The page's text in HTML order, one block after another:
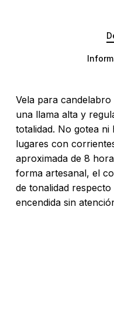
No hay
Vela para
una llama alta y
totalidad. No gotea
lugares con
aproximada de 8
forma artesanal, el
de tonalidad
encendida sin